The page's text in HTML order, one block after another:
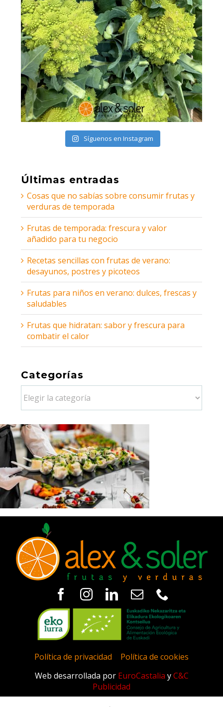
Síguenos en Instagram
Últimas entradas
Cosas que no sabías sobre consumir frutas y
verduras de temporada
Frutas de temporada: frescura y valor
añadido para tu negocio
Recetas sencillas con frutas de verano:
desayunos, postres y picoteos
Frutas para niños en verano: dulces, frescas y
saludables
Frutas que hidratan: sabor y frescura para
combatir el calor
Categorías
Política de privacidad
Política de cookies
Web desarrollada por EuroCastalia y C&C
Publicidad